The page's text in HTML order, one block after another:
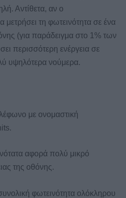
Αντίθετα, αν ο
μετρήσει τη φωτεινότητα σε ένα
(για παράδειγμα στο 1% των
περισσότερη ενέργεια σε
υψηλότερα νούμερα.
με ονομαστική
αφορά πολύ μικρό
της οθόνης.
φωτεινότητα ολόκληρου